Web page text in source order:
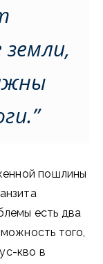
пошлины
есть два
того,
кво в